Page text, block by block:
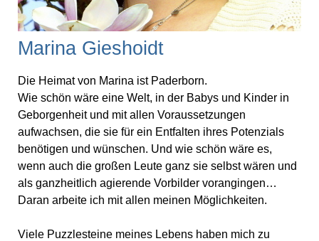
Marina Gieshoidt
Die Heimat von Marina ist Paderborn.
Wie schön wäre eine Welt, in der Babys und Kinder in
Geborgenheit und mit allen Voraussetzungen
aufwachsen, die sie für ein Entfalten ihres Potenzials
benötigen und wünschen. Und wie schön wäre es,
wenn auch die großen Leute ganz sie selbst wären und
als ganzheitlich agierende Vorbilder vorangingen…
Daran arbeite ich mit allen meinen Möglichkeiten.
Viele Puzzlesteine meines Lebens haben mich zu